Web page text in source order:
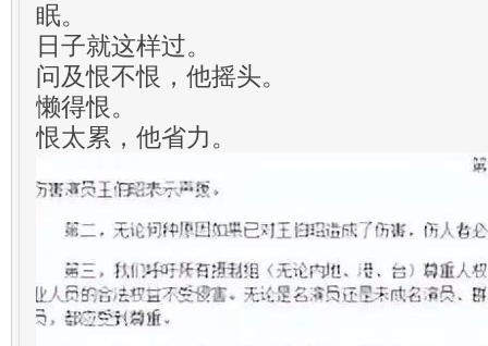
眠。
日子就这样过。
问及恨不恨，他摇头。
懒得恨。
恨太累，他省力。